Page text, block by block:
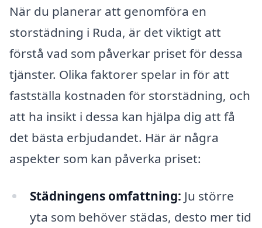
När du planerar att genomföra en
storstädning i Ruda, är det viktigt att
förstå vad som påverkar priset för dessa
tjänster. Olika faktorer spelar in för att
fastställa kostnaden för storstädning, och
att ha insikt i dessa kan hjälpa dig att få
det bästa erbjudandet. Här är några
aspekter som kan påverka priset:
Städningens omfattning: Ju större
yta som behöver städas, desto mer tid